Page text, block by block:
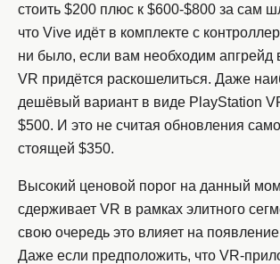
стоить $200 плюс к $600-$800 за сам
что Vive идёт в комплекте с
ни было, если вам необходим апгрейд
VR придётся раскошелиться. Даже
дешёвый вариант в виде PlayStation
$500. И это не считая обновления
стоящей $350.
Высокий ценовой порог на данный
сдерживает VR в рамках элитного
свою очередь это влияет на появление
Даже если предположить, что VR-